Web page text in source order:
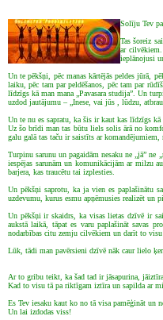
Solīju Tev
Tas šoreiz
ar
ieplānojusi
Un te pēkšņi, pēc manas kārtējās peldes jūrā,
laiku, pēc tam par peldēšanos, pēc tam par
līdzīgs kā man mana „Pavasara studija”. Un
uzdod jautājumu – „Inese, vai jūs , lūdzu,
Un te nu es sapratu, ka šis ir kaut kas līdzīgs kā
Uz šo brīdi man tas būtu liels solis ārā no
galu galā tas taču ir saistīts ar komandējumiem,
Turpinu sarunu un pagaidām nesaku ne „jā”
iespējas sarunām un komunikācijām ar milzu
barjera, kas traucētu tai izplesties.
Un pēkšņi saprotu, ka ja vien es paplašinātu
uzdevumu, kurus esmu apņēmusies realizēt
Un pēkšņi ir skaidrs, ka visas lietas dzīvē ir
aukstā laikā, tāpat es varu paplašināt savas
nodarbības citu zemju cilvēkiem un darīt to
Lūk, tādi man pavērsieni dzīvē nāk caur lielo
Ar to gribu teikt, ka šad tad ir jāsapurina,
Kad to visu tā pa riktīgam iztīra un sapilda ar
Es Tev iesaku kaut ko no tā visa pamēģināt un
Un lai izdodas viss!